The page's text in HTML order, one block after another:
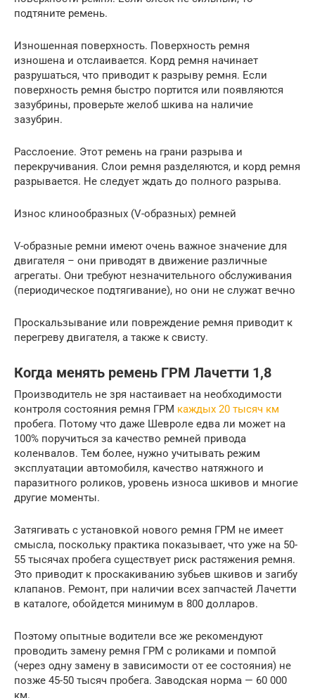
подтяните ремень.
Изношенная поверхность. Поверхность ремня
изношена и отслаивается. Корд ремня начинает
разрушаться, что приводит к разрыву ремня. Если
поверхность ремня быстро портится или появляются
зазубрины, проверьте желоб шкива на наличие
зазубрин.
Расслоение. Этот ремень на грани разрыва и
перекручивания. Слои ремня разделяются, и корд ремня
разрывается. Не следует ждать до полного разрыва.
Износ клинообразных (V-образных) ремней
Ѵ-образные ремни имеют очень важное значение для
двигателя – они приводят в движение различные
агрегаты. Они требуют незначительного обслуживания
(периодическое подтягивание), но они не служат вечно
Проскальзывание или повреждение ремня приводит к
перегреву двигателя, а также к свисту.
Когда менять ремень ГРМ Лачетти 1,8
Производитель не зря настаивает на необходимости
контроля состояния ремня ГРМ каждых 20 тысяч км
пробега. Потому что даже Шевроле едва ли может на
100% поручиться за качество ремней привода
коленвалов. Тем более, нужно учитывать режим
эксплуатации автомобиля, качество натяжного и
паразитного роликов, уровень износа шкивов и многие
другие моменты.
Затягивать с установкой нового ремня ГРМ не имеет
смысла, поскольку практика показывает, что уже на 50-
55 тысячах пробега существует риск растяжения ремня.
Это приводит к проскакиванию зубьев шкивов и загибу
клапанов. Ремонт, при наличии всех запчастей Лачетти
в каталоге, обойдется минимум в 800 долларов.
Поэтому опытные водители все же рекомендуют
проводить замену ремня ГРМ с роликами и помпой
(через одну замену в зависимости от ее состояния) не
позже 45-50 тысяч пробега. Заводская норма — 60 000
км.